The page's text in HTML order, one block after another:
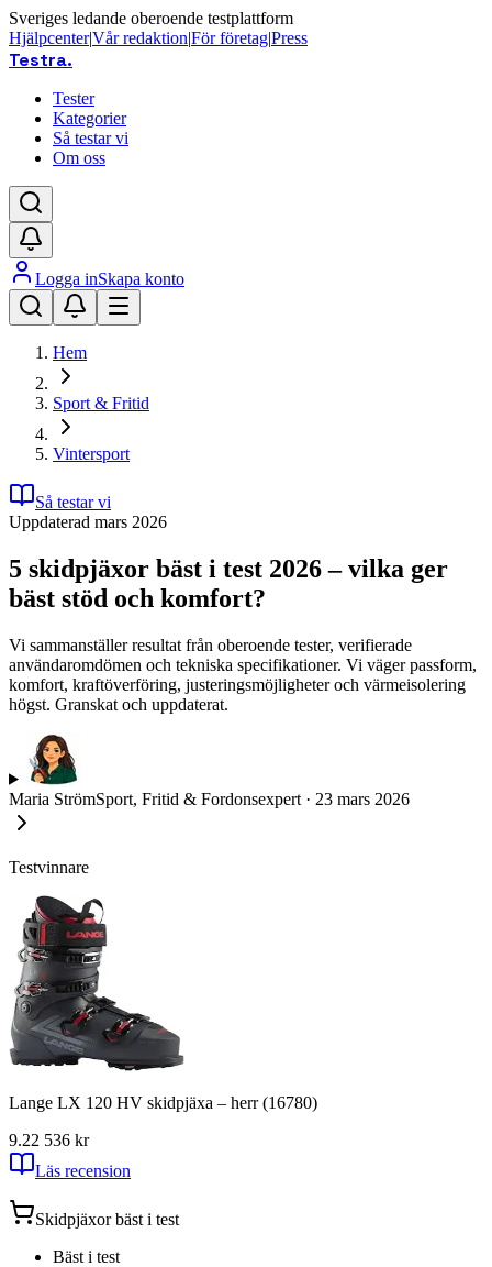
Sveriges ledande oberoende testplattform
Hjälpcenter|Vår redaktion|För företag|Press
Testra.
Tester
Kategorier
Så testar vi
Om oss
Logga inSkapa konto
Hem
Sport & Fritid
Vintersport
Så testar vi
Uppdaterad mars 2026
5 skidpjäxor bäst i test 2026 – vilka ger
bäst stöd och komfort?
Vi sammanställer resultat från oberoende tester, verifierade
användaromdömen och tekniska specifikationer. Vi väger passform,
komfort, kraftöverföring, justeringsmöjligheter och värmeisolering
högst. Granskat och uppdaterat.
Maria StrömSport, Fritid & Fordonsexpert · 23 mars 2026
Testvinnare
Lange LX 120 HV skidpjäxa – herr (16780)
9.22 536 kr
Läs recension
Skidpjäxorbäst i test
Bäst i test